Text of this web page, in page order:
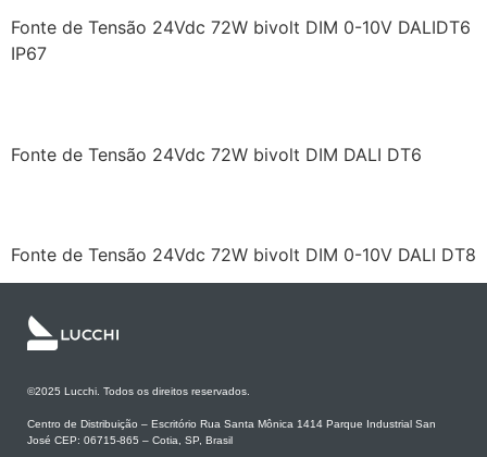
Fonte de Tensão 24Vdc 72W bivolt DIM 0-10V DALIDT6
IP67
Fonte de Tensão 24Vdc 72W bivolt DIM DALI DT6
Fonte de Tensão 24Vdc 72W bivolt DIM 0-10V DALI DT8
©2025 Lucchi. Todos os direitos reservados.
Centro de Distribuição – Escritório Rua Santa Mônica 1414 Parque Industrial San
José CEP: 06715-865 – Cotia, SP, Brasil